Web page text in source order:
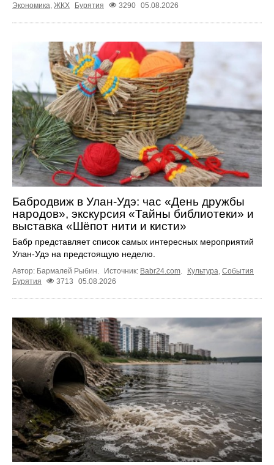
Экономика, ЖКХ Бурятия 3290 05.08.2026
Бабродвиж в Улан-Удэ: час «День дружбы
народов», экскурсия «Тайны библиотеки» и
выставка «Шёпот нити и кисти»
Бабр представляет список самых интересных мероприятий
Улан-Удэ на предстоящую неделю.
Автор: Бармалей Рыбин. Источник: Babr24.com Культура События
Бурятия
3713 05.08.2026